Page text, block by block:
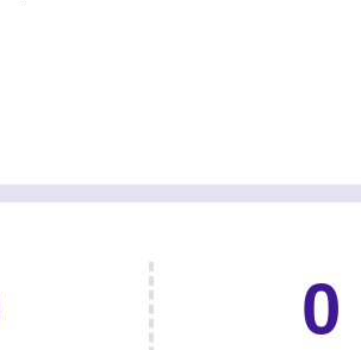
0